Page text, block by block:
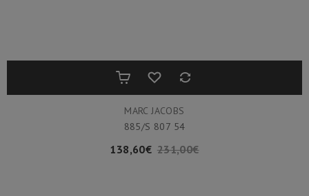
MARC JACOBS
885/S 807 54
138,60€ 231,00€